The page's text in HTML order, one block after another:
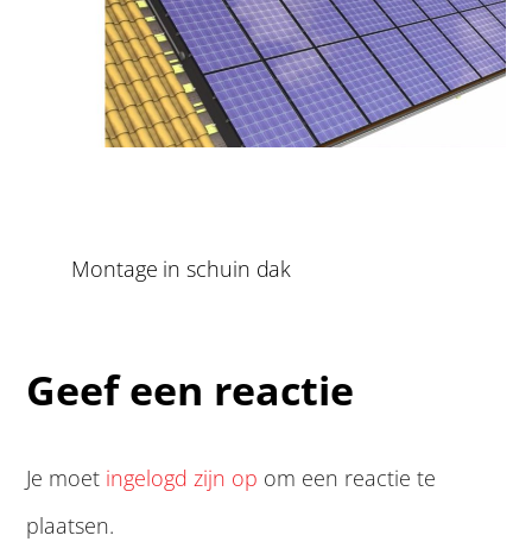
Montage in schuin dak
Geef een reactie
Je moet ingelogd zijn op om een reactie te
plaatsen.